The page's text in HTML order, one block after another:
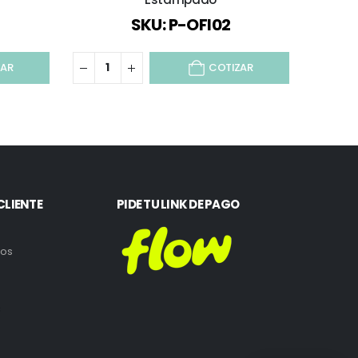
SKU: P-OFI02
COTIZAR
PIDE TU LINK DE PAGO